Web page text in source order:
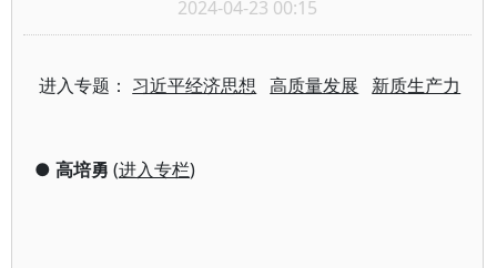
2024-04-23 00:15
进入专题： 习近平经济思想 高质量发展 新质生产力
● 高培勇 (进入专栏)